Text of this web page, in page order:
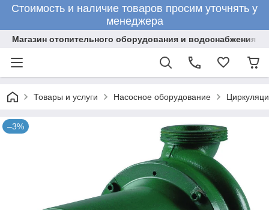
Стоимость и наличие товаров просим уточнять у
менеджера
Магазин отопительного оборудования и водоснабжения
Товары и услуги Насосное оборудование
–3%